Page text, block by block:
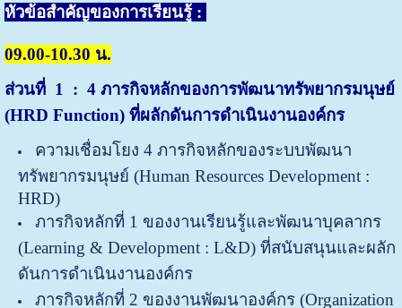
หัวข้อสำคัญของการเรียนรู้ :
09.00-10.30 น.
ส่วนที่ 1 : 4 ภารกิจหลักของการพัฒนาทรัพยากรมนุษย์
(HRD Function) ที่ผลักดันการดำเนินงานองค์กร
ความเชื่อมโยง 4 ภารกิจหลักของระบบพัฒนา
ทรัพยากรมนุษย์ (Human Resources Development :
HRD)
ภารกิจหลักที่ 1 ของงานเรียนรู้และพัฒนาบุคลากร
(Learning & Development : L&D) ที่สนับสนุนและผลัก
ดันการดำเนินงานองค์กร
ภารกิจหลักที่ 2 ของงานพัฒนาองค์กร (Organization